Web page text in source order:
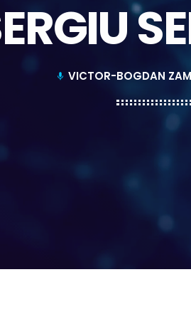
mic VICTOR-BOGDAN